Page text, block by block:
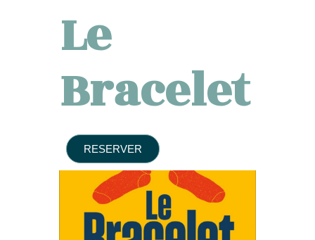
Le
Bracelet
RESERVER